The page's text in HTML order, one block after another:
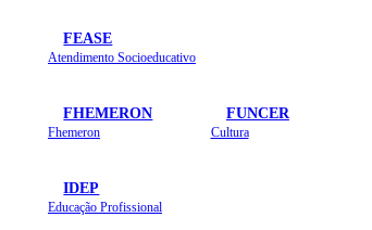
FEASE
Atendimento Socioeducativo
FHEMERON
Fhemeron
FUNCER
Cultura
IDEP
Educação Profissional